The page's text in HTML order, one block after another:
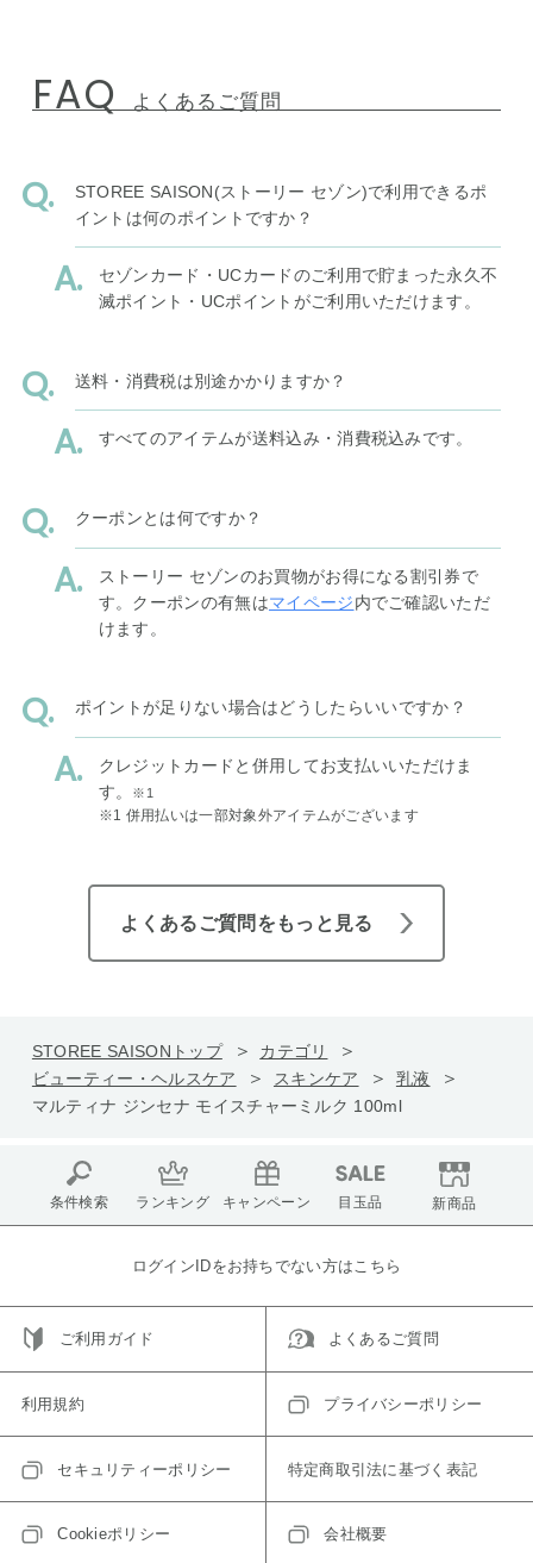
FAQ よくあるご質問
STOREE SAISON(ストーリー セゾン)で利用できるポ
イントは何のポイントですか？
セゾンカード・UCカードのご利用で貯まった永久不
滅ポイント・UCポイントがご利用いただけます。
送料・消費税は別途かかりますか？
すべてのアイテムが送料込み・消費税込みです。
クーポンとは何ですか？
ストーリー セゾンのお買物がお得になる割引券で
す。クーポンの有無はマイページ内でご確認いただ
けます。
ポイントが足りない場合はどうしたらいいですか？
クレジットカードと併用してお支払いいただけま
す。
※1
※1 併用払いは一部対象外アイテムがございます
よくあるご質問をもっと見る
STOREE SAISONトップ
カテゴリ
ビューティー・ヘルスケア
スキンケア
乳液
マルティナ ジンセナ モイスチャーミルク 100ml
条件検索 ランキング キャンペーン 目玉品 新商品
ログインIDをお持ちでない方はこちら
ご利用ガイド よくあるご質問
利用規約 プライバシーポリシー
セキュリティーポリシー 特定商取引法に基づく表記
Cookieポリシー 会社概要